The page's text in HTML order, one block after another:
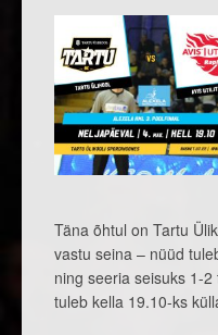
Täna õhtul on Tartu
vastu seina – nüüd
ning seeria seisuks 1-
tuleb kella 19.10-ks